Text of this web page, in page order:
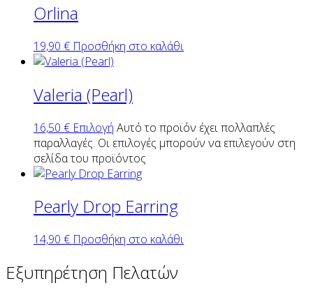
Orlina
19,90 € Προσθήκη στο καλάθι
Valeria (Pearl)
16,50 € Επιλογή Αυτό το προϊόν έχει πολλαπλές
παραλλαγές. Οι επιλογές μπορούν να επιλεγούν στη
σελίδα του προϊόντος
Pearly Drop Earring
14,90 € Προσθήκη στο καλάθι
Εξυπηρέτηση Πελατών